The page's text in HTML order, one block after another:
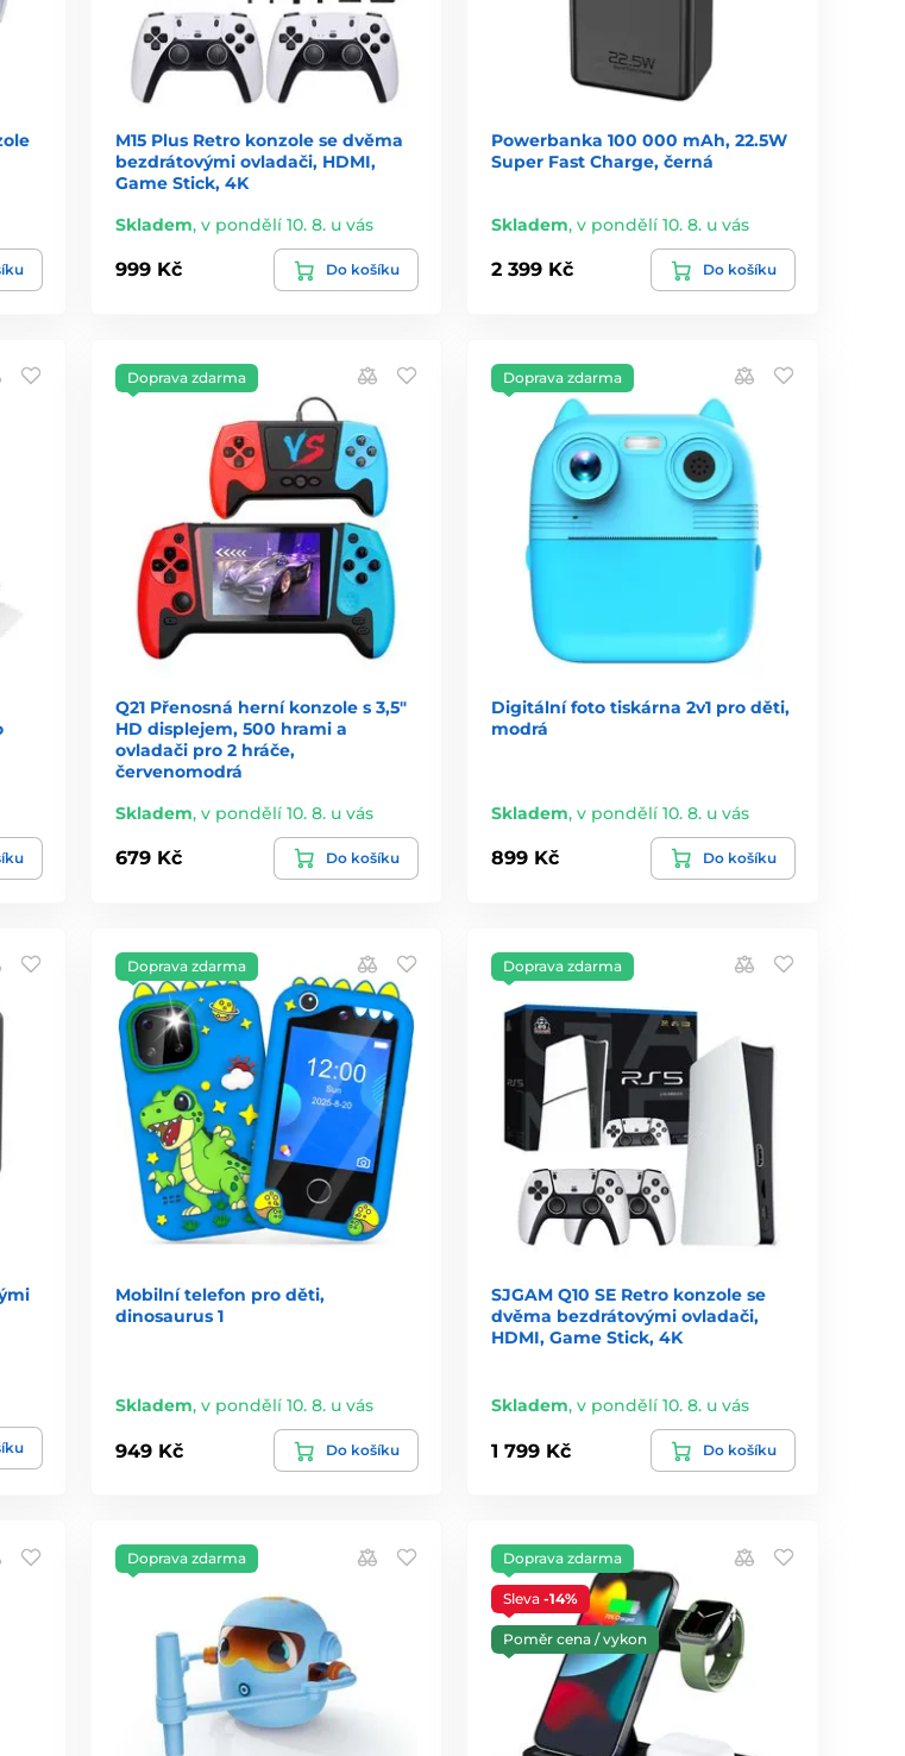
M15 Plus Retro konzole se dvěma
bezdrátovými ovladači, HDMI,
Game Stick, 4K
Skladem, v pondělí 10. 8. u vás
999 Kč Do košíku
Powerbanka 100 000 mAh, 22.5W
Super Fast Charge, černá
Skladem,v pondělí 10. 8. u vás
2 399 Kč Do košíku
Doprava zdarma
Q21 Přenosná herní konzole s 3,5"
HD displejem, 500 hrami a
ovladači pro 2 hráče,
červenomodrá
Skladem, v pondělí 10. 8. u vás
679 Kč Do košíku
Doprava zdarma
Digitální foto tiskárna 2v1 pro děti,
modrá
Skladem,v pondělí 10. 8. u vás
899 Kč Do košíku
Doprava zdarma
Mobilní telefon pro děti,
dinosaurus 1
Skladem, v pondělí 10. 8. u vás
949 Kč Do košíku
Doprava zdarma
SJGAM Q10 SE Retro konzole se
dvěma bezdrátovými ovladači,
HDMI, Game Stick, 4K
Skladem,v pondělí 10. 8. u vás
1 799 Kč Do košíku
Doprava zdarma Doprava zdarma
Sleva-14%
Poměr cena / vykon